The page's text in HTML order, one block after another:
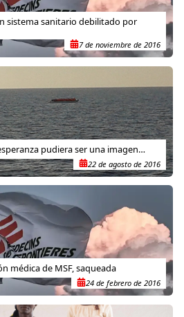
sistema sanitario debilitado por
7 de noviembre de 2016
pudiera ser una imagen…
22 de agosto de 2016
médica de MSF, saqueada
24 de febrero de 2016